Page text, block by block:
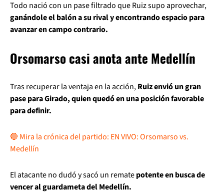
Todo nació con un pase filtrado que Ruiz supo aprovechar,
ganándole el balón a su rival y encontrando espacio para
avanzar en campo contrario.
Orsomarso casi anota ante Medellín
Tras recuperar la ventaja en la acción,Ruiz envió un gran
pase para Girado, quien quedó en una posición favorable
para definir.
🔴 Mira la crónica del partido: EN VIVO: Orsomarso vs.
Medellín
El atacante no dudó y sacó un rematepotente en busca de
vencer al guardameta del Medellín.